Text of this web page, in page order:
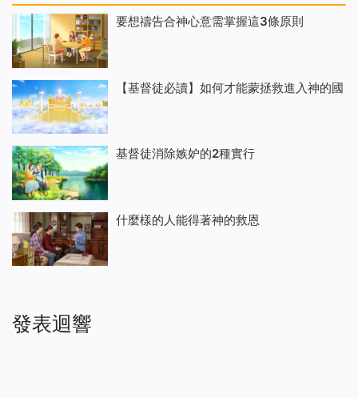
要想禱告合神心意需掌握這3條原則
【基督徒必讀】如何才能蒙拯救進入神的國
基督徒消除嫉妒的2種實行
什麼樣的人能得著神的救恩
發表迴響